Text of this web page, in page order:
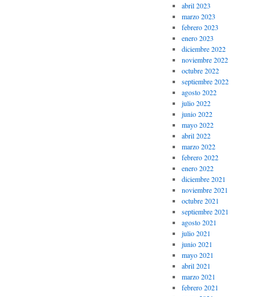
abril 2023
marzo 2023
febrero 2023
enero 2023
diciembre 2022
noviembre 2022
octubre 2022
septiembre 2022
agosto 2022
julio 2022
junio 2022
mayo 2022
abril 2022
marzo 2022
febrero 2022
enero 2022
diciembre 2021
noviembre 2021
octubre 2021
septiembre 2021
agosto 2021
julio 2021
junio 2021
mayo 2021
abril 2021
marzo 2021
febrero 2021